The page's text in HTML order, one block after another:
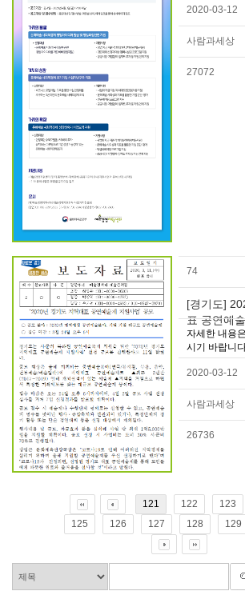
2020-03-12
사람과세상
27072
74
[경기도]
표 공연예
자세한 내용
시기 바랍니
2020-03-12
사람과세상
26736
121 122 123
125
126 127 128 129